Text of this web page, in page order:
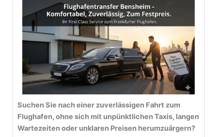
Suchen Sie nach einer zuverlässigen Fahrt zum
Flughafen, ohne sich mit unpünktlichen Taxis, langen
Wartezeiten oder unklaren Preisen herumzuärgern?